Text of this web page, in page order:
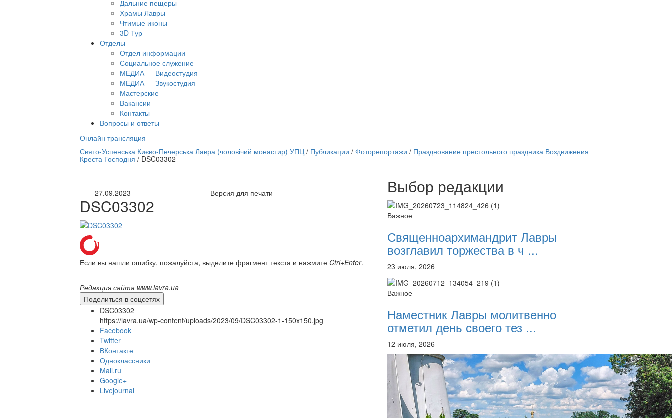
Дальние пещеры
Храмы Лавры
Чтимые иконы
3D Тур
Отделы
Отдел информации
Социальное служение
МЕДИА — Видеостудия
МЕДИА — Звукостудия
Мастерские
Вакансии
Контакты
Вопросы и ответы
Онлайн трансляция
12 сентября
Онлайн трансляции
12 сентября 2015
12 сентября 2015Название трансляции
12 сентября 2015
12 сентября 2015Название трансляции
12 сентября 2015Название трансляции
Название трансляции
12 сентября 2015Название трансляции
Перейти к архиву
Свято-Успенська Києво-Печерська Лавра (чоловічий монастир) УПЦ/ Публикации / Фоторепортажи / Празднование престольного праздника Воздвижения
Креста Господня / DSC03302
27.09.2023 Версия для печати
DSC03302
Если вы нашли ошибку, пожалуйста, выделите фрагмент текста и нажмите Ctrl+Enter.
Редакция сайта www.lavra.ua
Поделиться в соцсетях
DSC03302
https://lavra.ua/wp-content/uploads/2023/09/DSC03302-1-150x150.jpg
Facebook
Twitter
ВКонтакте
Одноклассники
Mail.ru
Google+
Livejournal
Выбор редакции
Важное
Священноархимандрит Лавры
возглавил торжества в ч ...
23 июля, 2026
Важное
Наместник Лавры молитвенно
отметил день своего тез ...
12 июля, 2026